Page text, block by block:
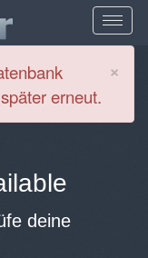
×
erneut.
deine